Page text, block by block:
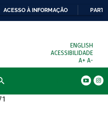
ACESSO À INFORMAÇÃO
ENGLISH
ACESSIBILIDADE
A+ A-